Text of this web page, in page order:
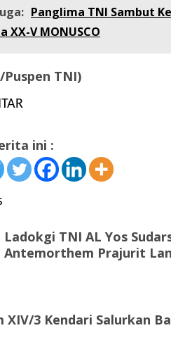
Panglima TNI Sambut
XX-V MONUSCO
TNI)
ini :
Ladokgi TNI AL Yos
Antemorthem Prajurit
XIV/3 Kendari Salurkan